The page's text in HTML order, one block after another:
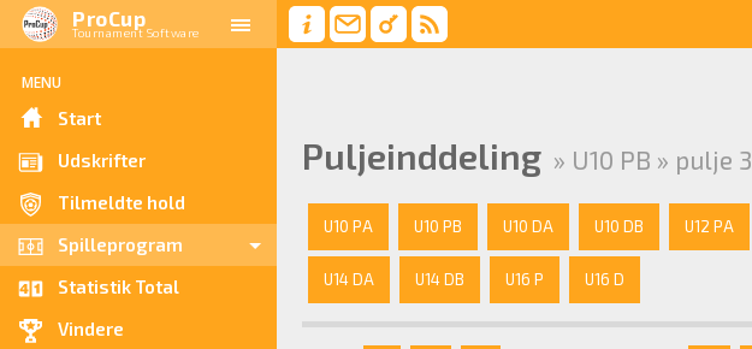
ProCup
Tournament Software
MENU
Start
Udskrifter
Tilmeldte hold
Spilleprogram
Statistik Total
Vindere
Puljeinddeling » U10 PB » pulje 3
U10 PA U10 PB U10 DA U10 DB U12 PA
U14 DA U14 DB U16 P U16 D